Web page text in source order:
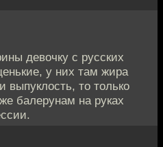
девочку с русских
у них там жира
выпуклость, то только
балерунам на руках